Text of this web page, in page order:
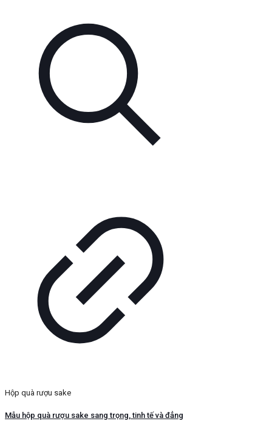
Hộp quà rượu sake
Mẫu hộp quà rượu sake sang trọng, tinh tế và đẳng